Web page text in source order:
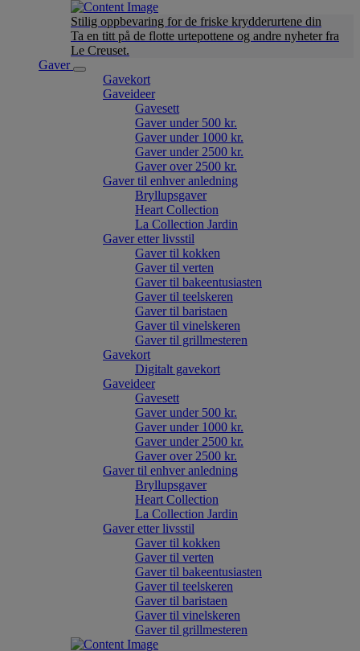
Stilig oppbevaring for de friske krydderurtene din
Ta en titt på de flotte urtepottene og andre nyheter fra
Le Creuset.
Gaver
Gavekort
Gaveideer
Gavesett
Gaver under 500 kr.
Gaver under 1000 kr.
Gaver under 2500 kr.
Gaver over 2500 kr.
Gaver til enhver anledning
Bryllupsgaver
Heart Collection
La Collection Jardin
Gaver etter livsstil
Gaver til kokken
Gaver til verten
Gaver til bakeentusiasten
Gaver til teelskeren
Gaver til baristaen
Gaver til vinelskeren
Gaver til grillmesteren
Gavekort
Digitalt gavekort
Gaveideer
Gavesett
Gaver under 500 kr.
Gaver under 1000 kr.
Gaver under 2500 kr.
Gaver over 2500 kr.
Gaver til enhver anledning
Bryllupsgaver
Heart Collection
La Collection Jardin
Gaver etter livsstil
Gaver til kokken
Gaver til verten
Gaver til bakeentusiasten
Gaver til teelskeren
Gaver til baristaen
Gaver til vinelskeren
Gaver til grillmesteren